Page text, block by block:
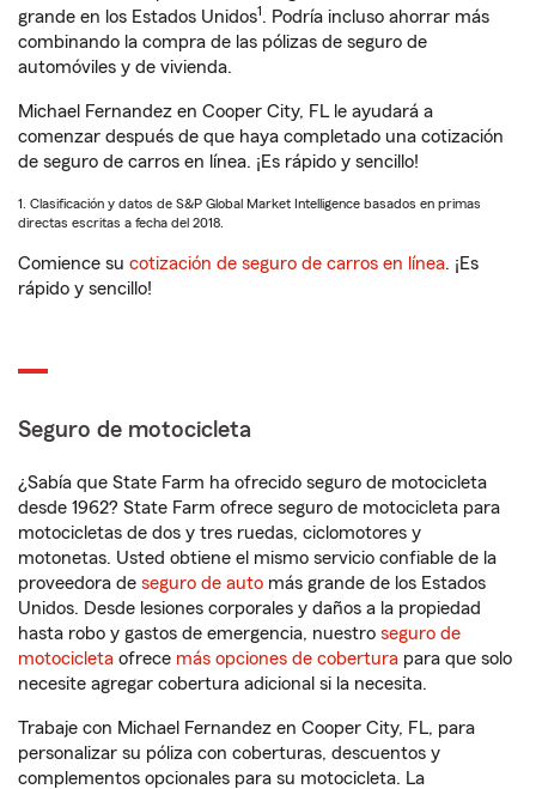
grande en los Estados Unidos1. Podría incluso ahorrar más
combinando la compra de las pólizas de seguro de
automóviles y de vivienda.
Michael Fernandez en Cooper City, FL le ayudará a
comenzar después de que haya completado una cotización
de seguro de carros en línea. ¡Es rápido y sencillo!
1. Clasificación y datos de S&P Global Market Intelligence basados en primas
directas escritas a fecha del 2018.
Comience su cotización de seguro de carros en línea. ¡Es
rápido y sencillo!
Seguro de motocicleta
¿Sabía que State Farm ha ofrecido seguro de motocicleta
desde 1962? State Farm ofrece seguro de motocicleta para
motocicletas de dos y tres ruedas, ciclomotores y
motonetas. Usted obtiene el mismo servicio confiable de la
proveedora de seguro de auto más grande de los Estados
Unidos. Desde lesiones corporales y daños a la propiedad
hasta robo y gastos de emergencia, nuestro seguro de
motocicleta ofrece más opciones de cobertura para que solo
necesite agregar cobertura adicional si la necesita.
Trabaje con Michael Fernandez en Cooper City, FL, para
personalizar su póliza con coberturas, descuentos y
complementos opcionales para su motocicleta. La